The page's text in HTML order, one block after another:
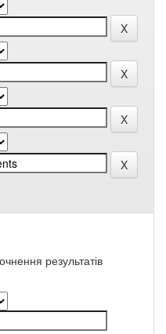
результатів